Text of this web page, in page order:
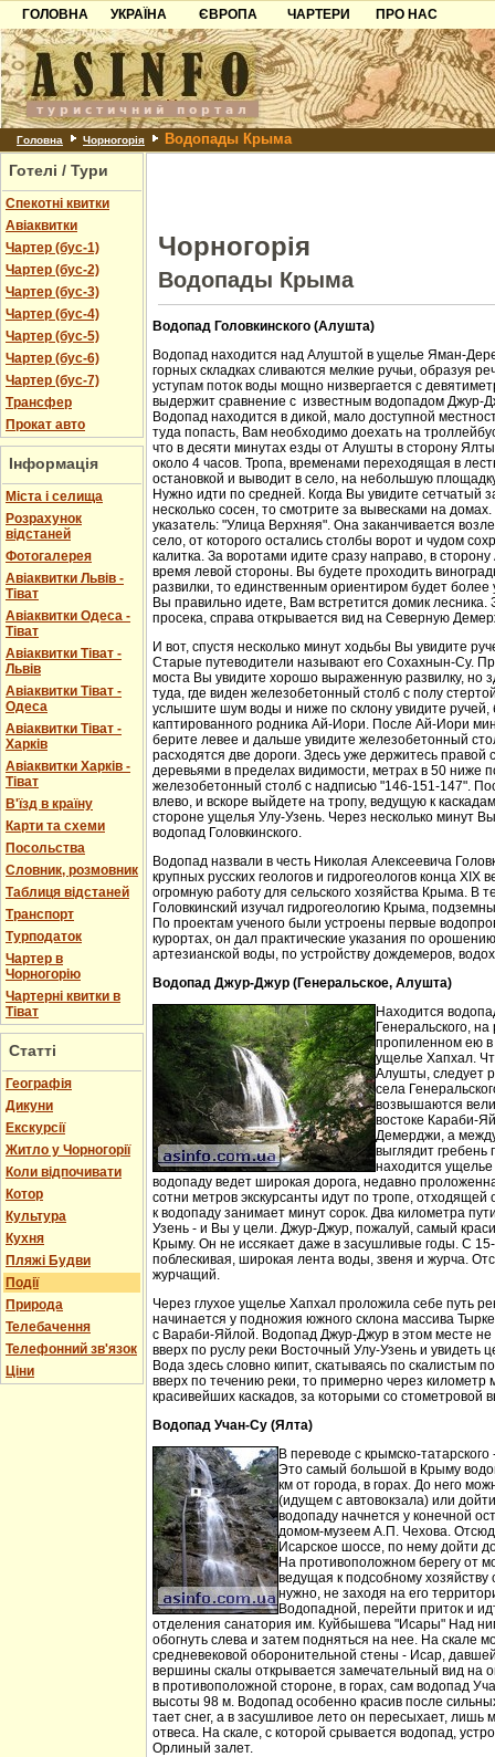
ГОЛОВНА
УКРАЇНА
Карпати
Азов
Причорноморря
Шацьк
ЄВРОПА
Чорногорія
Хорватія
Болгарія
Албанія
ЧАРТЕРИ
ПРО НАС
Контакти
Партнерам
Додати готель
Головна Чорногорія Водопады Крыма
Готелі / Тури
Спекотні квитки
Авіаквитки
Чартер (бус-1)
Чартер (бус-2)
Чартер (бус-3)
Чартер (бус-4)
Чартер (бус-5)
Чартер (бус-6)
Чартер (бус-7)
Трансфер
Прокат авто
Інформація
Міста і селища
Розрахунок
відстаней
Фотогалерея
Авіаквитки Львів -
Тіват
Авіаквитки Одеса -
Тіват
Авіаквитки Тіват -
Львів
Авіаквитки Тіват -
Одеса
Авіаквитки Тіват -
Харків
Авіаквитки Харків -
Тіват
В'їзд в країну
Карти та схеми
Посольства
Словник, розмовник
Таблиця відстаней
Транспорт
Турподаток
Чартер в
Чорногорію
Чартерні квитки в
Тіват
Статті
Географія
Дикуни
Екскурсії
Житло у Чорногорії
Коли відпочивати
Котор
Культура
Кухня
Пляжі Будви
Події
Природа
Телебачення
Телефонний зв'язок
Ціни
Чорногорія
Водопады Крыма
Водопад Головкинского (Алушта)
Водопад находится над Алуштой в ущелье Яман-
горных складках сливаются мелкие ручьи, образуя
уступам поток воды мощно низвергается с
выдержит сравнение с известным водопадом Джур-
Водопад находится в дикой, мало доступной
туда попасть, Вам необходимо доехать на
что в десяти минутах езды от Алушты в сторону
около 4 часов. Тропа, временами переходящая в
остановкой и выводит в село, на небольшую
Нужно идти по средней. Когда Вы увидите сетчатый
несколько сосен, то смотрите за вывесками на
указатель: "Улица Верхняя". Она заканчивается
село, от которого остались столбы ворот и чудом
калитка. За воротами идите сразу направо, в
время левой стороны. Вы будете проходить
развилки, то единственным ориентиром будет более
Вы правильно идете, Вам встретится домик лесника.
просека, справа открывается вид на Северную
И вот, спустя несколько минут ходьбы Вы увидите
Старые путеводители называют его Сохахнын-Су.
моста Вы увидите хорошо выраженную развилку, но
туда, где виден железобетонный столб с полу
услышите шум воды и ниже по склону увидите
каптированного родника Ай-Иори. После Ай-Иори
берите левее и дальше увидите железобетонный
расходятся две дороги. Здесь уже держитесь правой
деревьями в пределах видимости, метрах в 50 ниже
железобетонный столб с надписью "146-151-147".
влево, и вскоре выйдете на тропу, ведущую к
стороне ущелья Улу-Узень. Через несколько минут
водопад Головкинского.
Водопад назвали в честь Николая Алексеевича
крупных русских геологов и гидрогеологов конца XIX
огромную работу для сельского хозяйства Крыма. В
Головкинский изучал гидрогеологию Крыма,
По проектам ученого были устроены первые
курортах, он дал практические указания по
артезианской воды, по устройству дождемеров,
Водопад Джур-Джур (Генеральское, Алушта)
Находится
Генеральского,
пропиленном ею в
ущелье Хапхал.
Алушты, следует
села
возвышаются
востоке Караби-
Демерджи, а
выглядит гребень
находится
водопаду ведет широкая дорога, недавно
сотни метров экскурсанты идут по тропе, отходящей
к водопаду занимает минут сорок. Два километра
Узень - и Вы у цели. Джур-Джур, пожалуй, самый
Крыму. Он не иссякает даже в засушливые годы. С
поблескивая, широкая лента воды, звеня и журча.
журчащий.
Через глухое ущелье Хапхал проложила себе путь
начинается у подножия южного склона массива
с Вараби-Яйлой. Водопад Джур-Джур в этом месте
вверх по руслу реки Восточный Улу-Узень и увидеть
Вода здесь словно кипит, скатываясь по скалистым
вверх по течению реки, то примерно через километр
красивейших каскадов, за которыми со стометровой
Водопад Учан-Су (Ялта)
В переводе с крымско-
Это самый большой в Крыму
км от города, в горах. До него
(идущем с автовокзала) или
водопаду начнется у конечной
домом-музеем А.П. Чехова.
Исарское шоссе, по нему дойти
На противоположном берегу от
ведущая к подсобному
нужно, не заходя на его
Водопадной, перейти приток и
отделения санатория им. Куйбышева "Исары" Над
обогнуть слева и затем подняться на нее. На скале
средневековой оборонительной стены - Исар,
вершины скалы открывается замечательный вид на
в противоположной стороне, в горах, сам водопад
высоты 98 м. Водопад особенно красив после
тает снег, а в засушливое лето он пересыхает, лишь
отвеса. На скале, с которой срывается водопад,
Орлиный залет.